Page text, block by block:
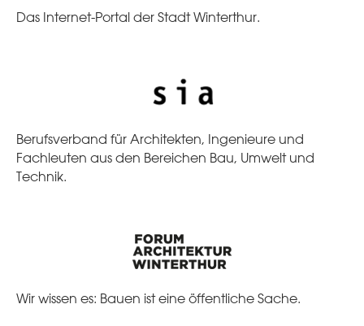
Das Internet-Portal der Stadt Winterthur.
Berufsverband für Architekten, Ingenieure und
Fachleuten aus den Bereichen Bau, Umwelt und
Technik.
Wir wissen es: Bauen ist eine öffentliche Sache.